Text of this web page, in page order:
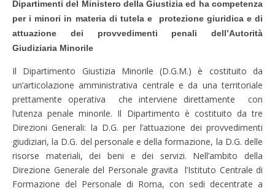
Dipartimenti del Ministero della Giustizia ed ha competenza
per i minori in materia di tutela e protezione giuridica e di
attuazione dei provvedimenti penali dell’Autorità
Giudiziaria Minorile
Il Dipartimento Giustizia Minorile (D.G.M.) è costituito da
un’articolazione amministrativa centrale e da una territoriale
prettamente operativa che interviene direttamente con
l’utenza penale minorile. Il Dipartimento è costituito da tre
Direzioni Generali: la D.G. per l’attuazione dei provvedimenti
giudiziari, la D.G. del personale e della formazione, la D.G. delle
risorse materiali, dei beni e dei servizi. Nell’ambito della
Direzione Generale del Personale gravita l’Istituto Centrale di
Formazione del Personale di Roma, con sedi decentrate a